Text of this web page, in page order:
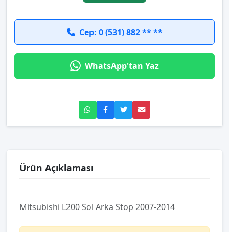
Cep: 0 (531) 882 ** **
WhatsApp'tan Yaz
Ürün Açıklaması
Mitsubishi L200 Sol Arka Stop 2007-2014